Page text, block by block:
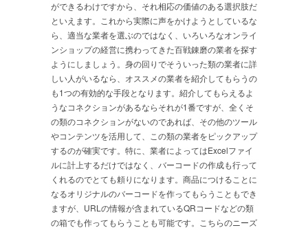
ができるわけですから、それ相応の価値のある選択肢だ
といえます。これから実際に声をかけようとしているな
ら、適当な業者を選ぶのではなく、いろいろなオンライ
ンショップの経営に携わってきた百戦錬磨の業者を探す
ようにしましょう。身の回りでそういった類の業者に詳
しい人がいるなら、オススメの業者を紹介してもらうの
も1つの有効的な手段となります。紹介してもらえるよ
うなコネクションがあるならそれが1番ですが、全くそ
の類のコネクションがないのであれば、その他のツール
やコンテンツを活用して、この類の業者をピックアップ
するのが確実です。特に、業者によってはExcelファイ
ルに計上するだけではなく、バーコードの作成も行って
くれるのでとても頼りになります。商品につけることに
なるオリジナルのバーコードを作ってもらうこともでき
ますが、URLの情報が含まれているQRコードなどの類
の箱でも作ってもらうことも可能です。こちらのニーズ